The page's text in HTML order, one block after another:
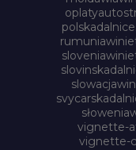
vignette-
vignette-